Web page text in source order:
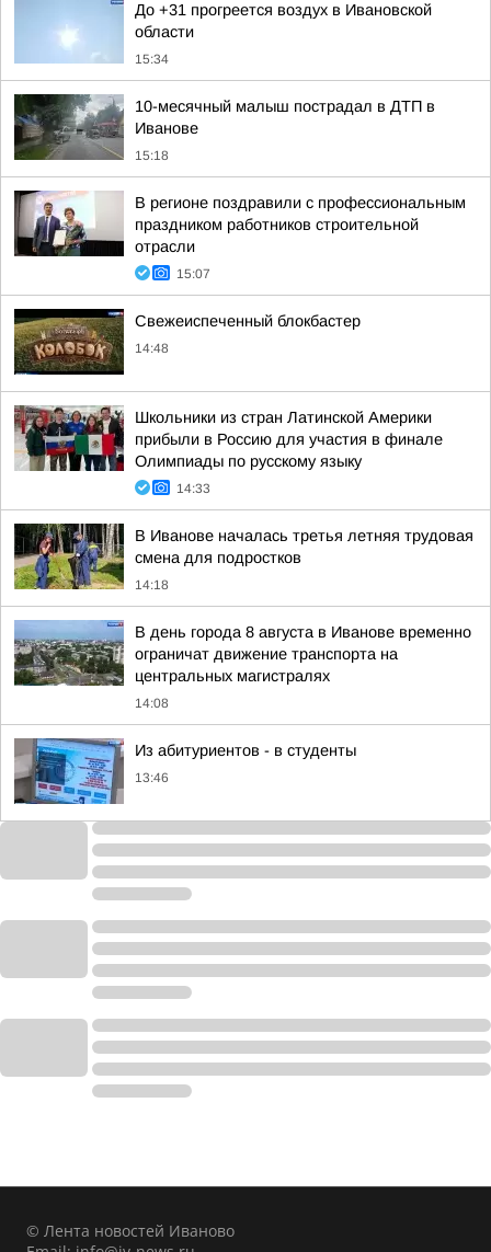
До +31 прогреется воздух в Ивановской
области
15:34
10-месячный малыш пострадал в ДТП в
Иванове
15:18
В регионе поздравили с профессиональным
праздником работников строительной
отрасли
15:07
Свежеиспеченный блокбастер
14:48
Школьники из стран Латинской Америки
прибыли в Россию для участия в финале
Олимпиады по русскому языку
14:33
В Иванове началась третья летняя трудовая
смена для подростков
14:18
В день города 8 августа в Иванове временно
ограничат движение транспорта на
центральных магистралях
14:08
Из абитуриентов - в студенты
13:46
© Лента новостей Иваново